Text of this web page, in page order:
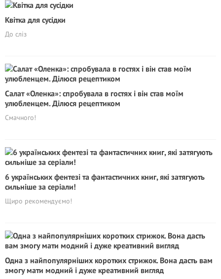
Квітка для сусідки
До сліз
Салат «Оленка»: спробувала в гостях і він став моїм
улюбленцем. Ділюся рецептиком
Смачного!
6 українських фентезі та фантастичних книг, які затягують
сильніше за серіали!
Щиро рекомендуємо!
Одна з найпопулярніших коротких стрижок. Вона дасть вам
змогу мати модний і дуже креативний вигляд